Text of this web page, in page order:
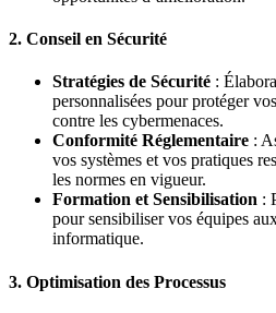
2. Conseil en Sécurité
Stratégies de Sécurité :
personnalisées pour protéger
contre les cybermenaces.
Conformité Réglementaire :
vos systèmes et vos pratiques
les normes en vigueur.
Formation et Sensibilisation :
pour sensibiliser vos équipes
informatique.
3. Optimisation des Processus